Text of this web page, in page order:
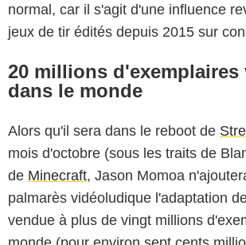
normal, car il s'agit d'une influence
jeux de tir édités depuis 2015 sur
20 millions d'exemplaires
dans le monde
Alors qu'il sera dans le reboot de
mois d'octobre (sous les traits de
de Minecraft, Jason Momoa
palmarès vidéoludique l'adaptation
vendue à plus de vingt millions